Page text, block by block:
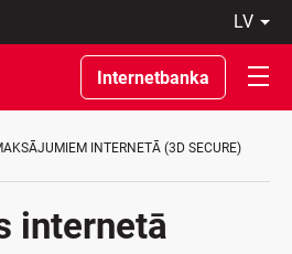
Internetbanka
INTERNETĀ (3D SECURE)
internetā